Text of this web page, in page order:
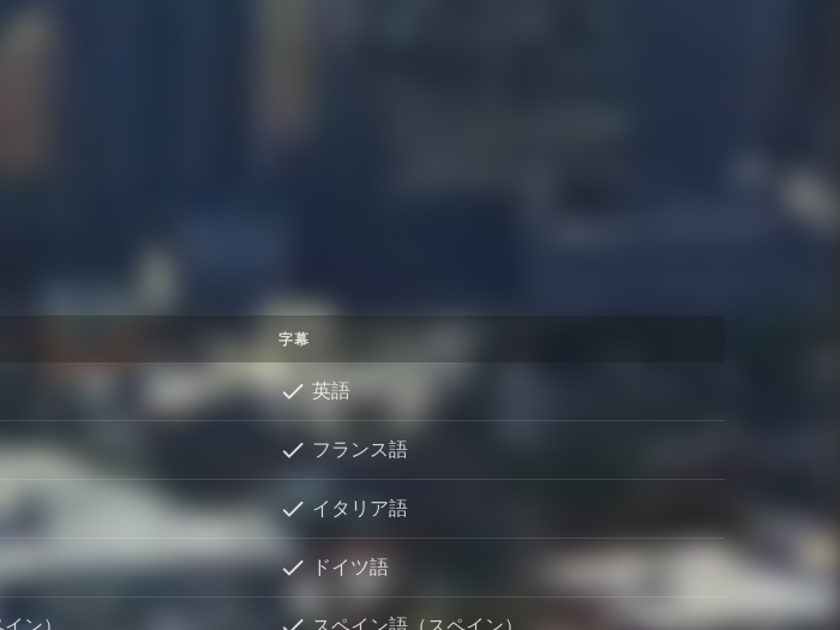
字幕
英語
フランス語
イタリア語
ドイツ語